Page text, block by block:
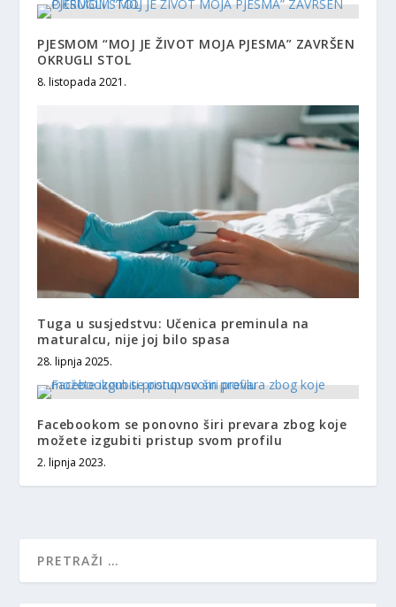
PJESMOM “MOJ JE ŽIVOT MOJA PJESMA” ZAVRŠEN
OKRUGLI STOL
8. listopada 2021.
Tuga u susjedstvu: Učenica preminula na
maturalcu, nije joj bilo spasa
28. lipnja 2025.
Facebookom se ponovno širi prevara zbog koje
možete izgubiti pristup svom profilu
2. lipnja 2023.